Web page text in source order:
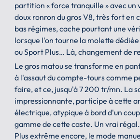
partition « force tranquille » avec un
doux ronron du gros V8, très fort en
bas régimes, cache pourtant une
lorsque l'on tourne la molette
ou Sport Plus… Là, changement de
Le gros matou se transforme en
à l'assaut du compte-tours comme
faire, et ce, jusqu'à 7 200 tr/mn. La
impressionnante, participe à cette
électrique, atypique à bord d'un
gamme de cette caste. Un vrai régal.
Plus extrême encore, le mode